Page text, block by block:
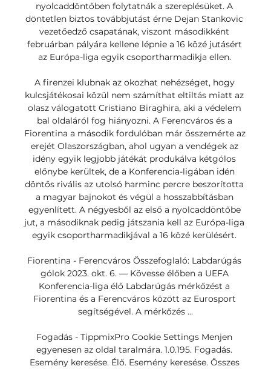
nyolcaddöntőben folytatnák a szereplésüket. A
döntetlen biztos továbbjutást érne Dejan Stankovic
vezetőedző csapatának, viszont másodikként
februárban pályára kellene lépnie a 16 közé jutásért
az Európa-liga egyik csoportharmadikja ellen.
A firenzei klubnak az okozhat nehézséget, hogy
kulcsjátékosai közül nem számíthat eltiltás miatt az
olasz válogatott Cristiano Biraghira, aki a védelem
bal oldaláról fog hiányozni. A Ferencváros és a
Fiorentina a második fordulóban már összemérte az
erejét Olaszországban, ahol ugyan a vendégek az
idény egyik legjobb játékát produkálva kétgólos
előnybe kerültek, de a Konferencia-ligában idén
döntős rivális az utolsó harminc percre beszorította
a magyar bajnokot és végül a hosszabbításban
egyenlített. A négyesből az első a nyolcaddöntőbe
jut, a másodiknak pedig játszania kell az Európa-liga
egyik csoportharmadikjával a 16 közé kerülésért.
Fiorentina - Ferencváros Összefoglaló: Labdarúgás
gólok 2023. okt. 6. — Kövesse élőben a UEFA
Konferencia-liga élő Labdarúgás mérkőzést a
Fiorentina és a Ferencváros között az Eurosport
segítségével. A mérkőzés ...
Fogadás - TippmixPro Cookie Settings Menjen
egyenesen az oldal taralmára. 1.0.195. Fogadás.
Esemény keresése. Élő. Esemény keresése. Összes